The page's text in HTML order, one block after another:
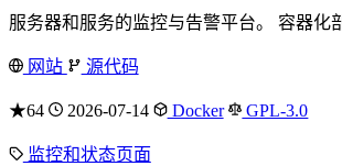
服务器和服务的监控与告警平台。 容器化
网站 源代码
★64 2026-07-14 Docker GPL-3.0
监控和状态页面